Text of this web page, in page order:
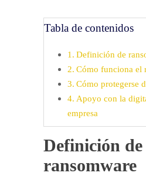
Tabla de contenidos
Definición de
Cómo funciona el
Cómo protegerse
Apoyo con la
empresa
Definición de
ransomware